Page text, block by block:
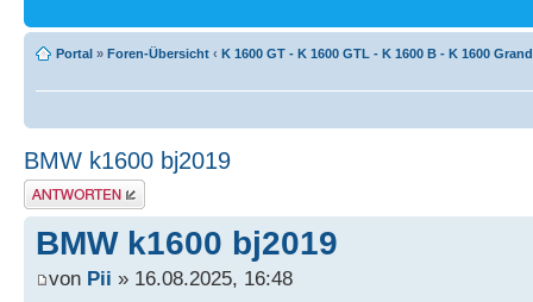
Portal » Foren-Übersicht ‹ K 1600 GT - K 1600 GTL - K 1600 B - K 1600
BMW k1600 bj2019
Antwort schreiben
BMW k1600 bj2019
von Pii » 16.08.2025, 16:48